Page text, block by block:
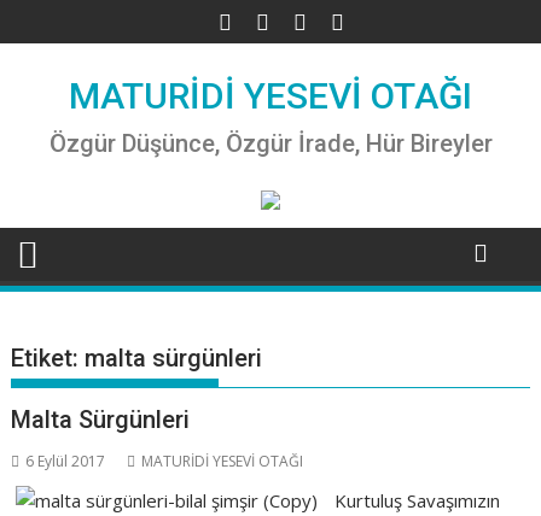
to
MATURİDİ YESEVİ OTAĞI
Özgür Düşünce, Özgür İrade, Hür Bireyler
Etiket: malta sürgünleri
Malta Sürgünleri
6 Eylül 2017 MATURİDİ YESEVİ OTAĞI
Kurtuluş Savaşımızın